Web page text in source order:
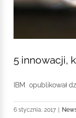
5 innowacji,
IBM opublikował
6 stycznia, 2017 |